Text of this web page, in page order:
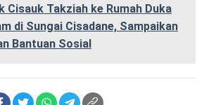
Cisauk Takziah ke Rumah Duka
di Sungai Cisadane, Sampaikan
Bantuan Sosial